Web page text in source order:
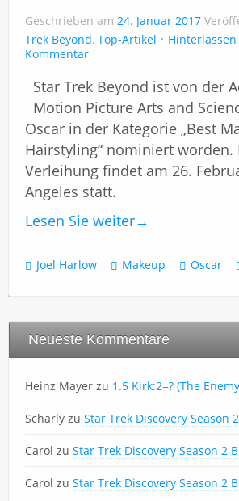
Impressum
Geschrieben am 24. Januar 2017
Trek Beyond, Top-Artikel
Kommentar
Star Trek Beyond ist von der
Motion Picture Arts and
Oscar in der Kategorie „Best
Hairstyling“ nominiert worden.
Verleihung findet am 26.
Angeles statt.
Lesen Sie weiter→
Joel Harlow Makeup Oscar
Neueste Kommentare
Heinz Mayer zu 1.5 Kirk:2=? (The
Scharly zu Star Trek Discovery Season
Carol zu Star Trek Discovery Season 2
Carol zu Star Trek Discovery Season 2